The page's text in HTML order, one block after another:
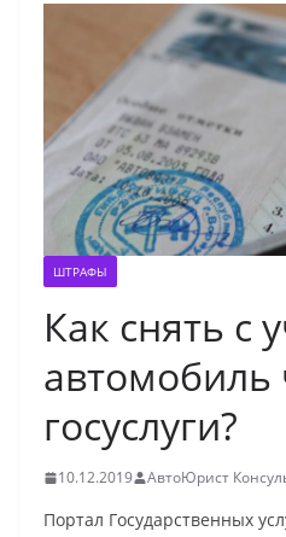
ШТРАФЫ
Как снять с
автомобиль
госуслуги?
10.12.2019 АвтоЮрист
Портал Государственных